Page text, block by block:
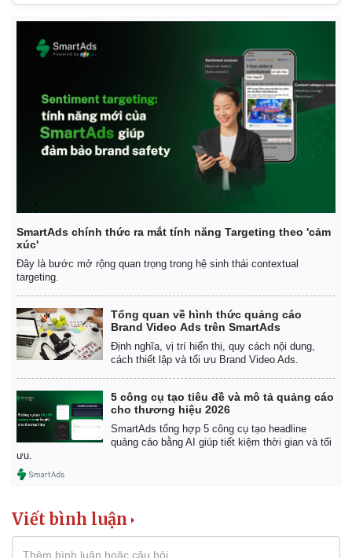
SmartAds chính thức ra mắt tính năng Targeting theo 'cảm
xúc'
Đây là bước mở rộng quan trọng trong hệ sinh thái contextual
targeting.
Tổng quan về hình thức quảng cáo
Brand Video Ads trên SmartAds
Định nghĩa, vị trí hiển thị, quy cách nội dung,
cách thiết lập và tối ưu Brand Video Ads.
5 công cụ tạo tiêu đề và mô tả quảng cáo
cho thương hiệu 2026
SmartAds tổng hợp 5 công cụ tạo headline
quảng cáo bằng AI giúp tiết kiệm thời gian và tối
ưu.
Viết bình luận